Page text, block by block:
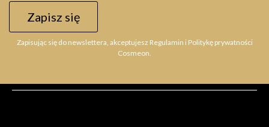
Zapisz się
Zapisując się do newslettera, akceptujesz Regulamin i Politykę prywatności
Cosmeon.